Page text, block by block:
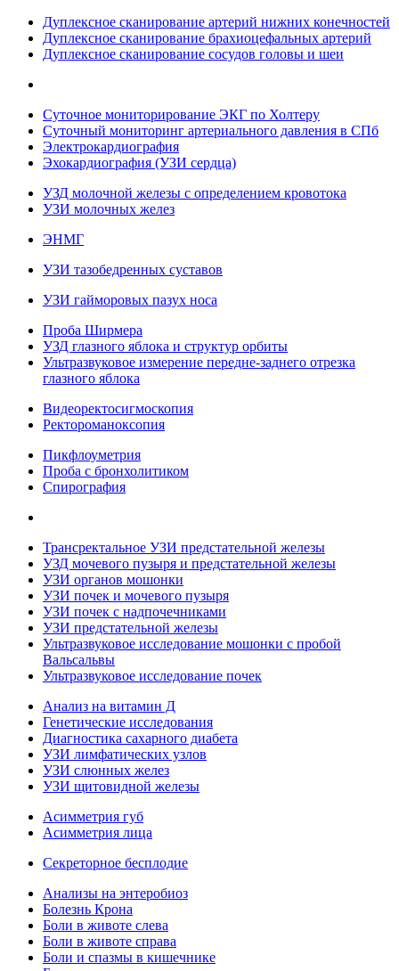
Дуплексное сканирование артерий нижних конечностей
Дуплексное сканирование брахиоцефальных артерий
Дуплексное сканирование сосудов головы и шеи
Суточное мониторирование ЭКГ по Холтеру
Суточный мониторинг артериального давления в СПб
Электрокардиография
Эхокардиография (УЗИ сердца)
УЗД молочной железы с определением кровотока
УЗИ молочных желез
ЭНМГ
УЗИ тазобедренных суставов
УЗИ гайморовых пазух носа
Проба Ширмера
УЗД глазного яблока и структур орбиты
Ультразвуковое измерение передне-заднего отрезка
глазного яблока
Видеоректосигмоскопия
Ректороманоксопия
Пикфлоуметрия
Проба с бронхолитиком
Спирография
Трансректальное УЗИ предстательной железы
УЗД мочевого пузыря и предстательной железы
УЗИ органов мошонки
УЗИ почек и мочевого пузыря
УЗИ почек с надпочечниками
УЗИ предстательной железы
Ультразвуковое исследование мошонки с пробой
Вальсальвы
Ультразвуковое исследование почек
Анализ на витамин Д
Генетические исследования
Диагностика сахарного диабета
УЗИ лимфатических узлов
УЗИ слюнных желез
УЗИ щитовидной железы
Асимметрия губ
Асимметрия лица
Секреторное бесплодие
Анализы на энтеробиоз
Болезнь Крона
Боли в животе слева
Боли в животе справа
Боли и спазмы в кишечнике